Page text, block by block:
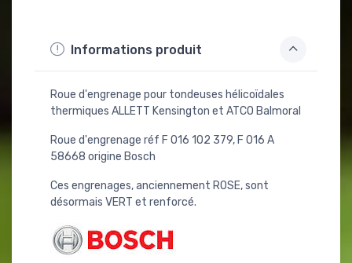
Informations produit
Roue d'engrenage pour tondeuses hélicoïdales
thermiques ALLETT Kensington et ATCO Balmoral
Roue d'engrenage réf F 016 102 379, F 016 A
58668 origine Bosch
Ces engrenages, anciennement ROSE, sont
désormais VERT et renforcé.